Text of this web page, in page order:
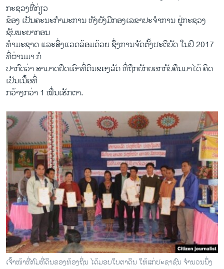
ກະຊວງທີ່ກ່ຽວ
ຂ້ອງ ເປັນຄະນະກຳມະການ ທັງຍັງມີກອງເລຂາປະຈຳການ ຢູ່ກະຊວງ
ຊັບພະຍາກອນ
ທຳມະຊາດ ແລະສິ່ງແວດລ້ອມດ້ວຍ ຊຶ່ງການຈັດຕັ້ງປະຕິບັດ ໃນປີ 2017
ທີ່ຜ່ານມາ ກໍ
ປາກົດວ່າ ສາມາດຢຶດເອົາທີ່ດິນຂອງລັດ ທີ່ຖືກຍັກຍອກກັບຄືນມາໄດ້ ຄິດ
ເປັນເນື້ອທີ່
ກວ້າງກວ່າ 1 ໝື່ນເຮັກຕາ.
ເຈົ້າໜ້າທີ່ກົມທີ່ດິນຂອງທ້ອງຖິ່ນ ໄດ້ມອບໃບຕາດິນ ໃຫ້ແກ່ປະຊາຊົນ ຈຳນວນນຶ່ງ